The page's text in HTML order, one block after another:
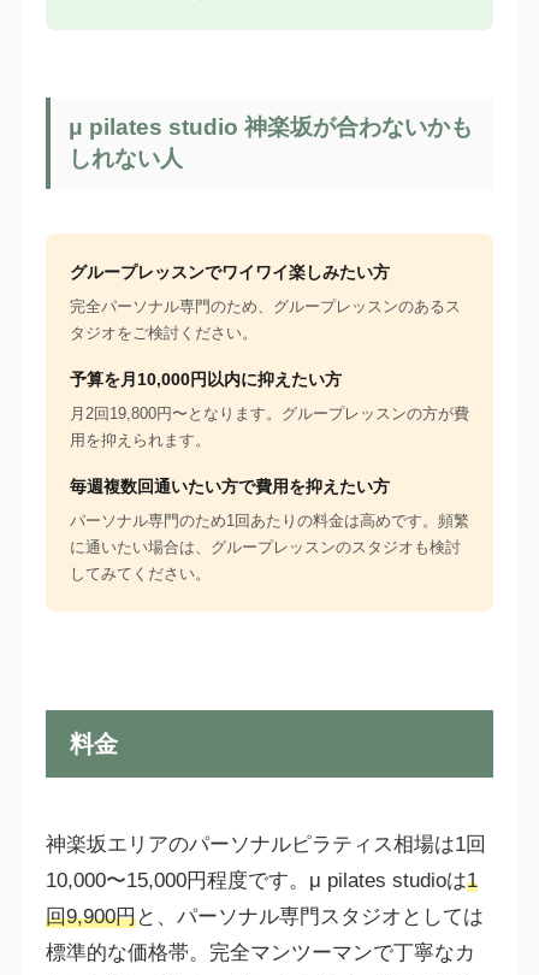
μ pilates studio 神楽坂が合わないかも
しれない人
グループレッスンでワイワイ楽しみたい方
完全パーソナル専門のため、グループレッスンのあるス
タジオをご検討ください。
予算を月10,000円以内に抑えたい方
月2回19,800円〜となります。グループレッスンの方が費
用を抑えられます。
毎週複数回通いたい方で費用を抑えたい方
パーソナル専門のため1回あたりの料金は高めです。頻繁
に通いたい場合は、グループレッスンのスタジオも検討
してみてください。
料金
神楽坂エリアのパーソナルピラティス相場は1回
10,000〜15,000円程度です。μ pilates studioは1
回9,900円と、パーソナル専門スタジオとしては
標準的な価格帯。完全マンツーマンで丁寧なカ